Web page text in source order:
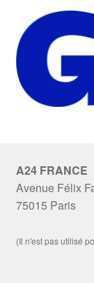
A24 FRANCE
Avenue Félix
75015 Paris
(Il n'est pas utilisé